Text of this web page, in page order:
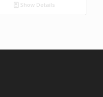
Show Details